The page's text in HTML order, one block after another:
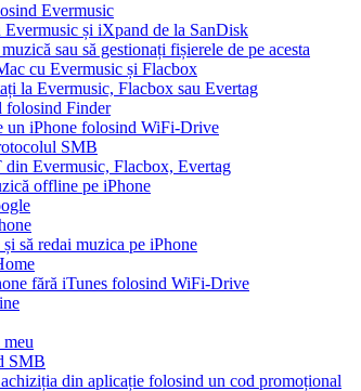
Evermusic
și iXpand de la SanDisk
sau să gestionați fișierele de pe acesta
cu Evermusic și Flacbox
la Evermusic, Flacbox sau Evertag
folosind Finder
un iPhone folosind WiFi-Drive
SMB
Evermusic, Flacbox, Evertag
offline pe iPhone
să redai muzica pe iPhone
fără iTunes folosind WiFi-Drive
SMB
din aplicație folosind un cod promoțional